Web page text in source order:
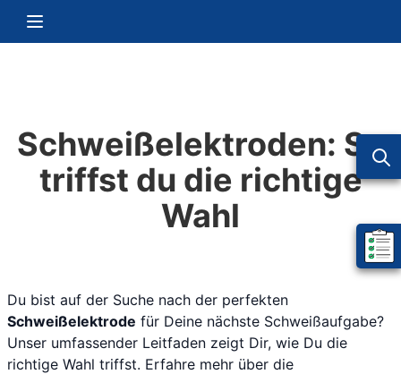
Navigation umschalten
Mein
Schweißelektroden: So
triffst du die richtige
Wahl
Du bist auf der Suche nach der perfekten
Schweißelektrode für Deine nächste Schweißaufgabe?
Unser umfassender Leitfaden zeigt Dir, wie Du die
richtige Wahl triffst. Erfahre mehr über die